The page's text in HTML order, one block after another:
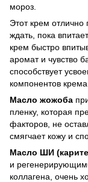
мороз.
Этот крем отлично
ждать, пока
крем быстро
аромат и чувство
способствует
компонентов крема
Масло жожоба
пленку, которая
факторов, не
смягчает кожу и
Масло ШИ
и
коллагена, очень